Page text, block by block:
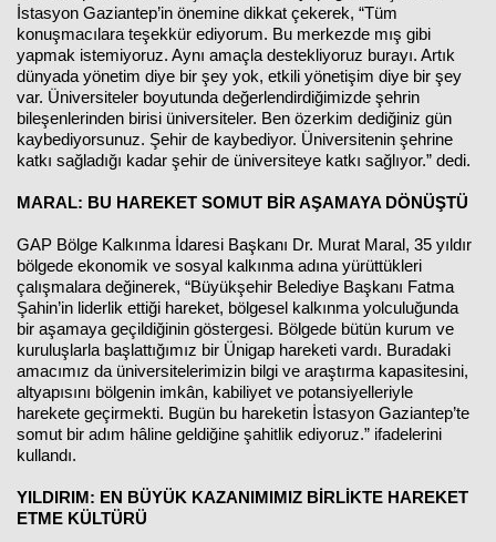
İstasyon Gaziantep’in önemine dikkat çekerek, “Tüm
konuşmacılara teşekkür ediyorum. Bu merkezde mış gibi
yapmak istemiyoruz. Aynı amaçla destekliyoruz burayı. Artık
dünyada yönetim diye bir şey yok, etkili yönetişim diye bir şey
var. Üniversiteler boyutunda değerlendirdiğimizde şehrin
bileşenlerinden birisi üniversiteler. Ben özerkim dediğiniz gün
kaybediyorsunuz. Şehir de kaybediyor. Üniversitenin şehrine
katkı sağladığı kadar şehir de üniversiteye katkı sağlıyor.” dedi.
MARAL: BU HAREKET SOMUT BİR AŞAMAYA DÖNÜŞTÜ
GAP Bölge Kalkınma İdaresi Başkanı Dr. Murat Maral, 35 yıldır
bölgede ekonomik ve sosyal kalkınma adına yürüttükleri
çalışmalara değinerek, “Büyükşehir Belediye Başkanı Fatma
Şahin’in liderlik ettiği hareket, bölgesel kalkınma yolculuğunda
bir aşamaya geçildiğinin göstergesi. Bölgede bütün kurum ve
kuruluşlarla başlattığımız bir Ünigap hareketi vardı. Buradaki
amacımız da üniversitelerimizin bilgi ve araştırma kapasitesini,
altyapısını bölgenin imkân, kabiliyet ve potansiyelleriyle
harekete geçirmekti. Bugün bu hareketin İstasyon Gaziantep’te
somut bir adım hâline geldiğine şahitlik ediyoruz.” ifadelerini
kullandı.
YILDIRIM: EN BÜYÜK KAZANIMIMIZ BİRLİKTE HAREKET
ETME KÜLTÜRÜ